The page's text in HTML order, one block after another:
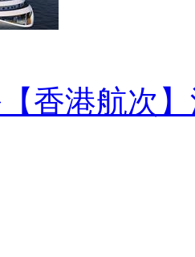
香港航次